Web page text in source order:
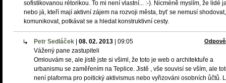
sofistikovanou rétorikou. To mi není vlastní... :-). Nicméně myslím, že lidé
nebo já, kteří mají aktivní zájem na rozvoji města, byť se nemusí
komunikovat, potkávat se a hledat konstruktivní cesty.
Petr Sedláček 08. 02. 2013 09:05
Vážený pane zastupiteli
Omlouvám se, ale jistě jste si všiml, že toto je web o architektuře a
urbanismu se zaměřením na Teplice. Jistě , vše souvisí se vším, ale
není plaforma pro poitický aktivismus nebo vyřizováni osobních ůčtů.